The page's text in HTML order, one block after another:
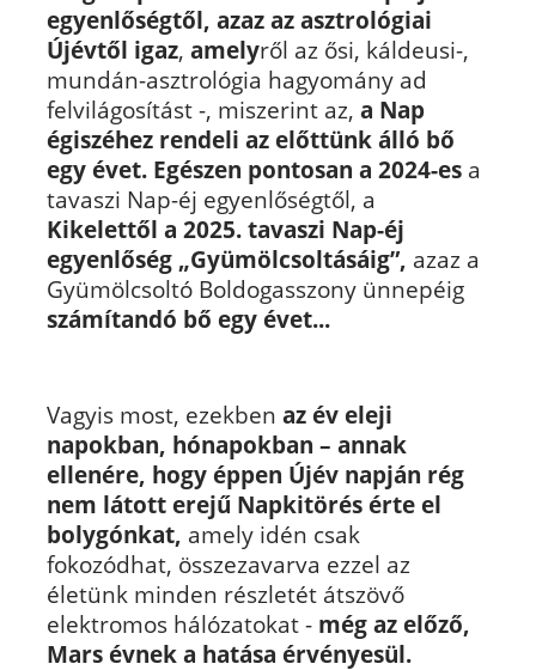
egyenlőségtől, azaz az asztrológiai
Újévtől igaz, amelyről az ősi, káldeusi-,
mundán-asztrológia hagyomány ad
felvilágosítást -, miszerint az, a Nap
égiszéhez rendeli az előttünk álló bő
egy évet. Egészen pontosan a 2024-esa
tavaszi Nap-éj egyenlőségtől, a
Kikelettől a 2025. tavaszi Nap-éj
egyenlőség „Gyümölcsoltásáig”, azaz a
Gyümölcsoltó Boldogasszony ünnepéig
számítandó bő egy évet...
Vagyis most, ezekben az év eleji
napokban, hónapokban – annak
ellenére, hogy éppen Újév napján rég
nem látott erejű Napkitörés érte el
bolygónkat, amely idén csak
fokozódhat, összezavarva ezzel az
életünk minden részletét átszövő
elektromos hálózatokat - még az előző,
Mars évnek a hatása érvényesül.